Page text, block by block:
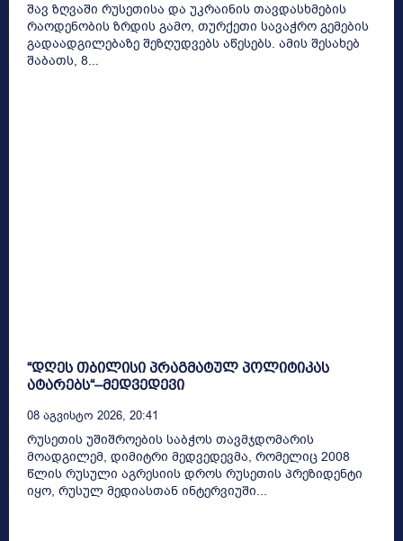
შავ ზღვაში რუსეთისა და უკრაინის თავდასხმების
რაოდენობის ზრდის გამო, თურქეთი სავაჭრო გემების
გადაადგილებაზე შეზღუდვებს აწესებს. ამის შესახებ
შაბათს, 8...
“დღეს თბილისი პრაგმატულ პოლიტიკას
ატარებს“–მედვედევი
08 Აგვისტო 2026, 20:41
რუსეთის უშიშროების საბჭოს თავმჯდომარის
მოადგილემ, დიმიტრი მედვედევმა, რომელიც 2008
წლის რუსული აგრესიის დროს რუსეთის პრეზიდენტი
იყო, რუსულ მედიასთან ინტერვიუში...